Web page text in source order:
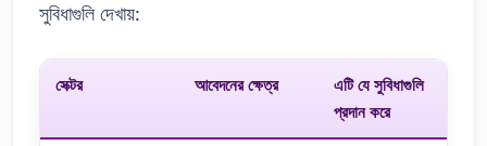
সুবিধাগুলি দেখায়:
সেক্টর আবেদনের ক্ষেত্র
এটি যে সুবিধাগুলি
প্রদান করে